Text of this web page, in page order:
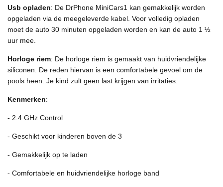
Usb opladen: De DrPhone MiniCars1 kan gemakkelijk worden
opgeladen via de meegeleverde kabel. Voor volledig opladen
moet de auto 30 minuten opgeladen worden en kan de auto 1 ½
uur mee.
Horloge riem: De horloge riem is gemaakt van huidvriendelijke
siliconen. De reden hiervan is een comfortabele gevoel om de
pools heen. Je kind zult geen last krijgen van irritaties.
Kenmerken:
- 2.4 GHz Control
- Geschikt voor kinderen boven de 3
- Gemakkelijk op te laden
- Comfortabele en huidvriendelijke horloge band